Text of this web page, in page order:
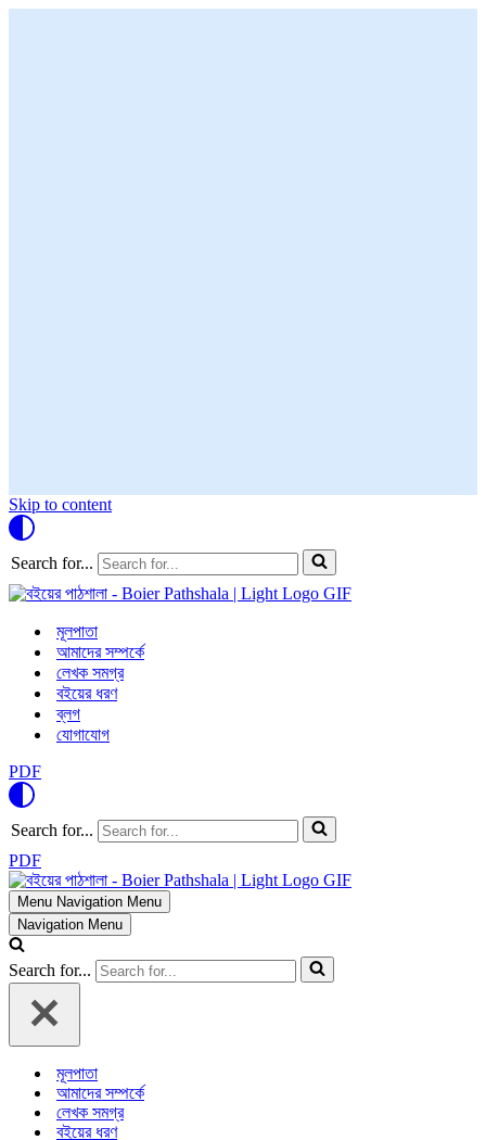
Skip to content
Search for...
মূলপাতা
আমাদের সম্পর্কে
লেখক সমগ্র
বইয়ের ধরণ
ব্লগ
যোগাযোগ
PDF
Search for...
PDF
Menu Navigation Menu
Navigation Menu
Search for...
মূলপাতা
আমাদের সম্পর্কে
লেখক সমগ্র
বইয়ের ধরণ